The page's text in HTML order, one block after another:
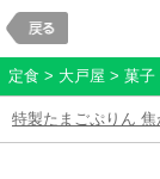
定食 > 大戸屋 > 菓子
特製たまごぷりん